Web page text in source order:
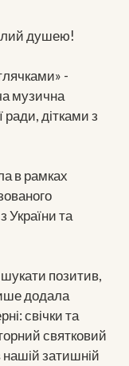
душею!
-
музична
дітками з
в рамках
України та
позитив,
додала
свічки та
святковий
нашій затишній